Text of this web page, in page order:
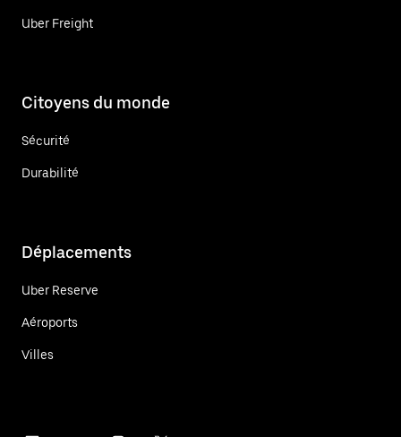
Uber Freight
Citoyens du monde
Sécurité
Durabilité
Déplacements
Uber Reserve
Aéroports
Villes